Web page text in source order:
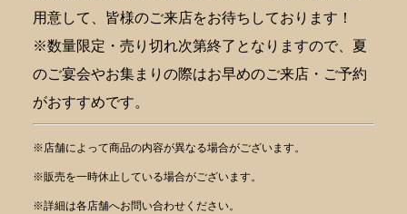
用意して、皆様のご来店をお待ちしております！
※数量限定・売り切れ次第終了となりますので、夏
のご宴会やお集まりの際はお早めのご来店・ご予約
がおすすめです。
※店舗によって商品の内容が異なる場合がございます。
※販売を一時休止している場合がございます。
※詳細は各店舗へお問い合わせください。